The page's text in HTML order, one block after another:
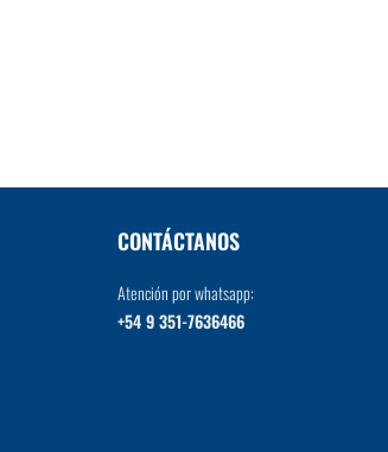
CONTÁCTANOS
Atención por whatsapp:
+54 9 351-7636466